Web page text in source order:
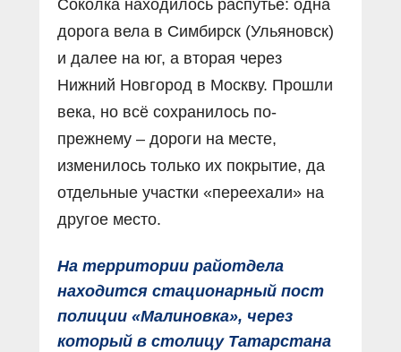
Соколка находилось распутье: одна
дорога вела в Симбирск (Ульяновск)
и далее на юг, а вторая через
Нижний Новгород в Москву. Прошли
века, но всё сохранилось по-
прежнему – дороги на месте,
изменилось только их покрытие, да
отдельные участки «переехали» на
другое место.
На территории райотдела
находится стационарный пост
полиции «Малиновка», через
который в столицу Татарстана